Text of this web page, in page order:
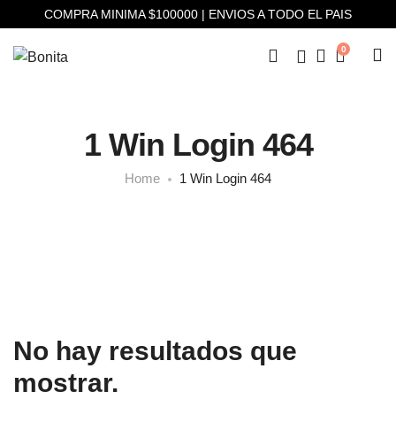
COMPRA MINIMA $100000 | ENVIOS A TODO EL PAIS
0
1 Win Login 464
Home 1 Win Login 464
No hay resultados que
mostrar.